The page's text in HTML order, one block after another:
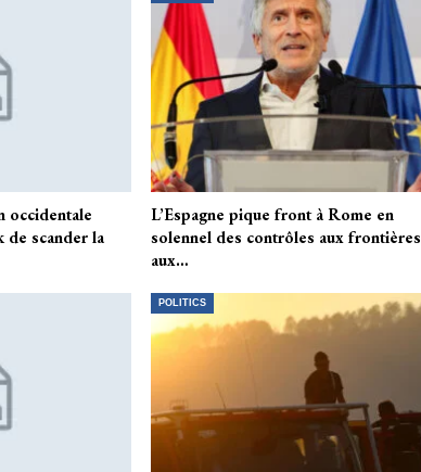
occidentale
de scander la
L’Espagne pique front à Rome en
solennel des contrôles aux frontières
aux…
POLITICS